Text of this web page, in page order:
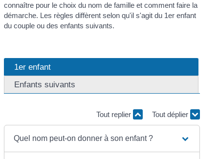
connaître pour le choix du nom de famille et comment faire la
démarche. Les règles diffèrent selon qu'il s'agit du 1er enfant
du couple ou des enfants suivants.
1er enfant
Enfants suivants
Tout replier Tout déplier
Quel nom peut-on donner à son enfant ?